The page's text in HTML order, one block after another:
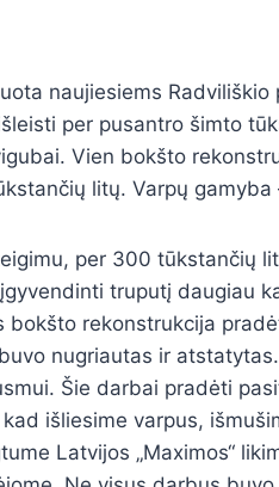
naujiesiems Radviliškio
per pusantro šimto
Vien bokšto
litų. Varpų
per 300 tūkstančių
truputį daugiau
bokšto rekonstrukcija
nugriautas ir
Šie darbai pradėti
išliesime varpus,
Latvijos „Maximos“